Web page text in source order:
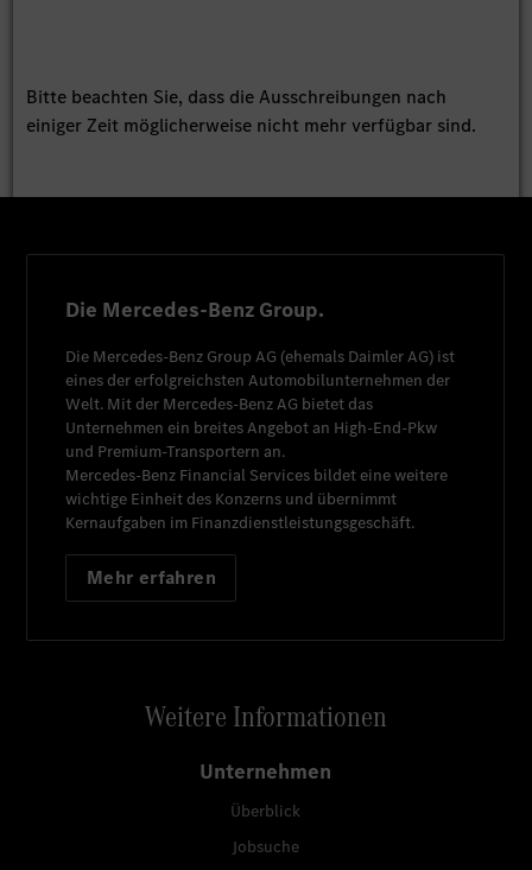
Bitte beachten Sie, dass die Ausschreibungen nach
einiger Zeit möglicherweise nicht mehr verfügbar sind.
Die Mercedes-Benz Group.
Die Mercedes-Benz Group AG (ehemals Daimler AG) ist
eines der erfolgreichsten Automobilunternehmen der
Welt. Mit der Mercedes-Benz AG bietet das
Unternehmen ein breites Angebot an High-End-Pkw
und Premium-Transportern an.
Mercedes-Benz Financial Services bildet eine weitere
wichtige Einheit des Konzerns und übernimmt
Kernaufgaben im Finanzdienstleistungsgeschäft.
Mehr erfahren
Weitere Informationen
Unternehmen
Überblick
Jobsuche